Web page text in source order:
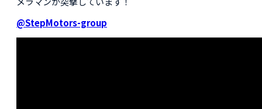
@StepMotors-group